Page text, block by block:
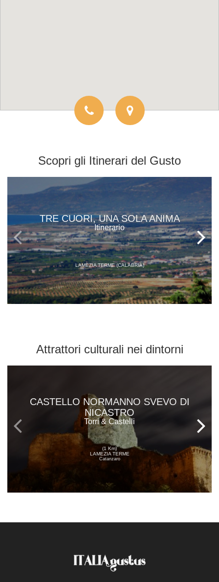
Scopri gli Itinerari del Gusto
TRE CUORI, UNA SOLA ANIMA
Itinerario
LAMEZIA TERME (CALABRIA)
Attrattori culturali nei dintorni
CASTELLO NORMANNO SVEVO DI
NICASTRO
Torri & Castelli
(1 Km)
LAMEZIA TERME
Catanzaro